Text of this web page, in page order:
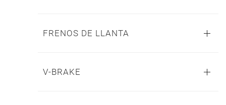
FRENOS DE LLANTA
V-BRAKE